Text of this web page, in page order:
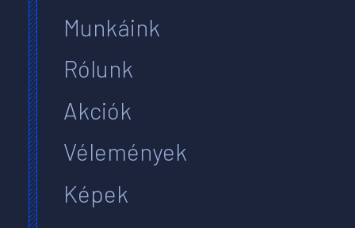
Munkáink
Rólunk
Akciók
Vélemények
Képek